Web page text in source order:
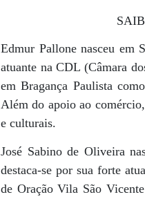
Edmur Pallone nasceu em
atuante na CDL (Câmara
em Bragança Paulista
Além do apoio ao
e culturais.
José Sabino de Oliveira
destaca-se por sua forte
de Oração Vila São